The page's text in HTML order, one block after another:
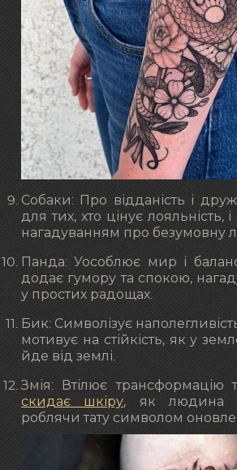
Собаки: Про відданість і
для тих, хто цінує лояльність,
нагадуванням про безумовну
Панда: Уособлює мир і
додає гумору та спокою,
у простих радощах.
Бик: Символізує
мотивує на стійкість, як у
йде від землі.
Змія: Втілює трансформацію
скидає шкіру, як людина –
роблячи тату символом